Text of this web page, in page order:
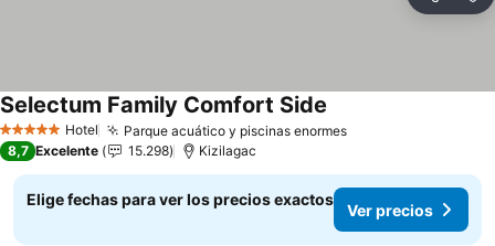
5 Estrellas Hotel Parque acuático y piscinas enormesVer precios
Selectum Family Comfort Side
8,7 Excelente 15.298 Kizilagac
Elige fechas para ver los precios exactos
Ver precios